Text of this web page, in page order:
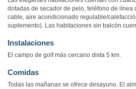
dotadas de secador de pelo, teléfono de línea
cable, aire acondicionado regulable/
suplemento). Las habitaciones sin balcón
Instalaciones
El campo de golf más cercano dista 5 km.
Comidas
Todas las mañanas se ofrece desayuno. El